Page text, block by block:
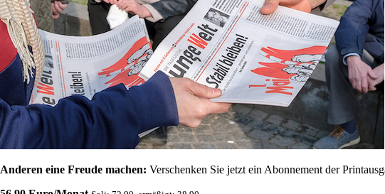
Anderen eine Freude machen: Verschenken Sie jetzt ein Abonnement der